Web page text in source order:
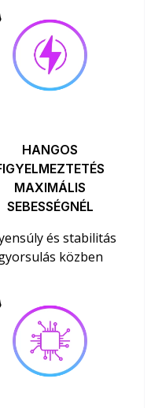
HANGOS
MAXIMÁLIS
SEBESSÉGNÉL
és stabilitás
közben